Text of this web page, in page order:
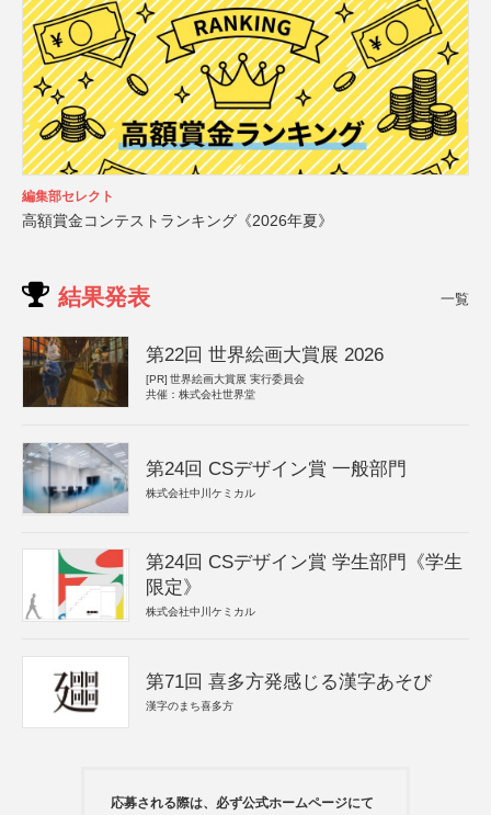
編集部セレクト
高額賞金コンテストランキング《2026年夏》
結果発表 一覧
第22回 世界絵画大賞展 2026
[PR] 世界絵画大賞展 実行委員会
共催：株式会社世界堂
第24回 CSデザイン賞 一般部門
株式会社中川ケミカル
第24回 CSデザイン賞 学生部門《学生
限定》
株式会社中川ケミカル
第71回 喜多方発感じる漢字あそび
漢字のまち喜多方
応募される際は、必ず公式ホームページにて